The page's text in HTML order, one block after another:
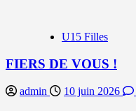
U15 Filles
FIERS DE VOUS !
admin 10 juin 2026